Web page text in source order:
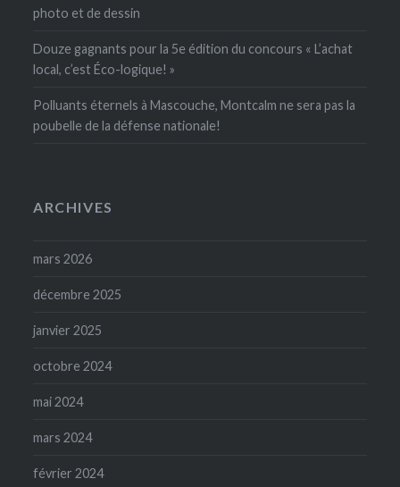
photo et de dessin
Douze gagnants pour la 5e édition du concours « L’achat
local, c’est Éco-logique! »
Polluants éternels à Mascouche, Montcalm ne sera pas la
poubelle de la défense nationale!
ARCHIVES
mars 2026
décembre 2025
janvier 2025
octobre 2024
mai 2024
mars 2024
février 2024